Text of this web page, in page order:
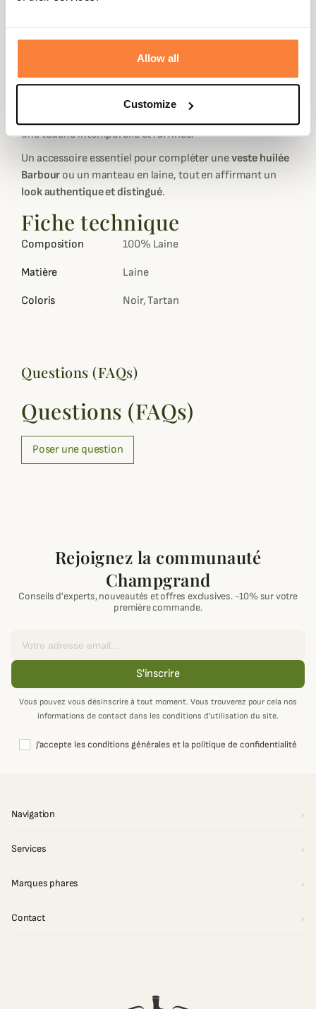
Allow all
Customize
chaleur et élégance naturelle, parfaite pour affronter les
journées fraîches avec distinction.
motif tartan classique, véritable signature de la
maison Barbour, évoque l’héritage écossais et se marie
aisément avec toutes vos tenues, qu’elles soient habillées
une touche intemporelle et raffinée.
Un accessoire essentiel pour compléter uneveste huilée
Barbour ou un manteau en laine, tout en affirmant un
look authentique et distingué.
Fiche technique
Composition 100% Laine
Matière Laine
Coloris Noir, Tartan
Questions (FAQs)
Questions (FAQs)
Poser une question
Rejoignez la communauté
Champgrand
Conseils d'experts, nouveautés et offres exclusives. -10% sur votre
première commande.
S'inscrire
Vous pouvez vous désinscrire à tout moment. Vous trouverez pour cela nos
informations de contact dans les conditions d'utilisation du site.
J'accepte les conditions générales et la politique de confidentialité
Navigation
Services
Marques phares
Contact